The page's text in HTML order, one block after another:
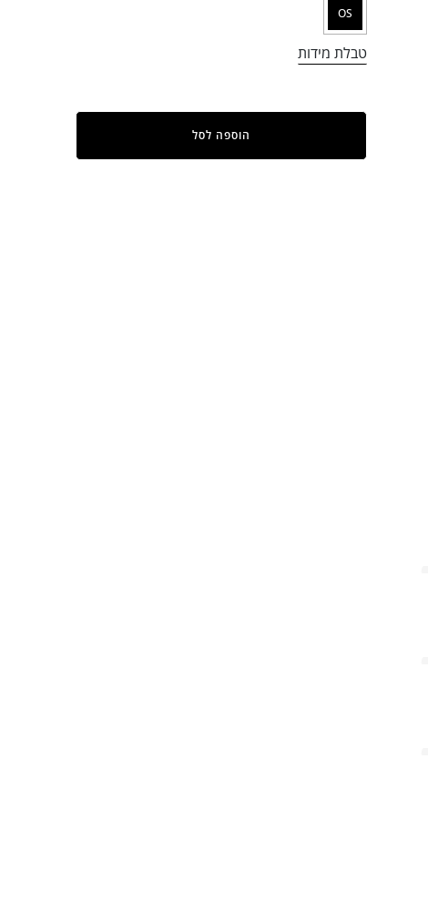
OS
טבלת מידות
הוספה לסל